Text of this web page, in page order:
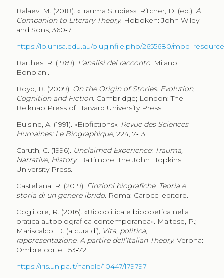
Balaev, M. (2018). «Trauma Studies». Ritcher, D. (ed.), A
Companion to Literary Theory. Hoboken: John Wiley
and Sons, 360‑71.
https://lo.unisa.edu.au/pluginfile.php/2655680/
Barthes, R. (1969). L’analisi del racconto. Milano:
Bonpiani.
Boyd, B. (2009). On the Origin of Stories. Evolution,
Cognition and Fiction. Cambridge; London: The
Belknap Press of Harvard University Press.
Buisine, A. (1991). «Biofictions». Revue des Sciences
Humaines: Le Biographique, 224, 7‑13.
Caruth, C. (1996). Unclaimed Experience: Trauma,
Narrative, History. Baltimore: The John Hopkins
University Press.
Castellana, R. (2019). Finzioni biografiche. Teoria e
storia di un genere ibrido. Roma: Carocci editore.
Coglitore, R. (2016). «Biopolitica e biopoetica nella
pratica autobiografica contemporanea». Maltese, P.;
Mariscalco, D. (a cura di), Vita, politica,
rappresentazione. A partire dell’Italian Theory. Verona:
Ombre corte, 153‑72.
https://iris.unipa.it/handle/10447/179797